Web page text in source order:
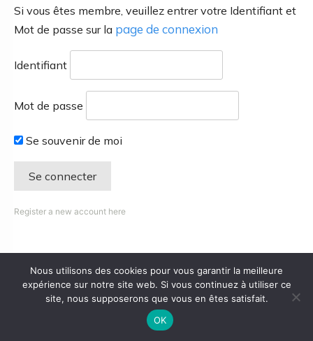
Si vous êtes membre, veuillez entrer votre Identifiant et
Mot de passe sur la page de connexion
Identifiant
Mot de passe
Se souvenir de moi
Register a new account here
Nous utilisons des cookies pour vous garantir la meilleure
expérience sur notre site web. Si vous continuez à utiliser ce
site, nous supposerons que vous en êtes satisfait.
OK